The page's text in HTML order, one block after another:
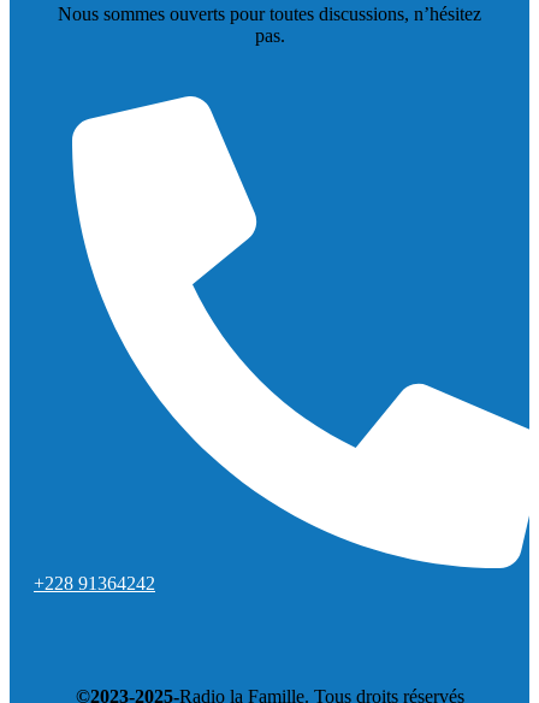
Nous sommes ouverts pour toutes discussions, n’hésitez
pas.
+228 91364242
©2023-2025-Radio la Famille. Tous droits réservés